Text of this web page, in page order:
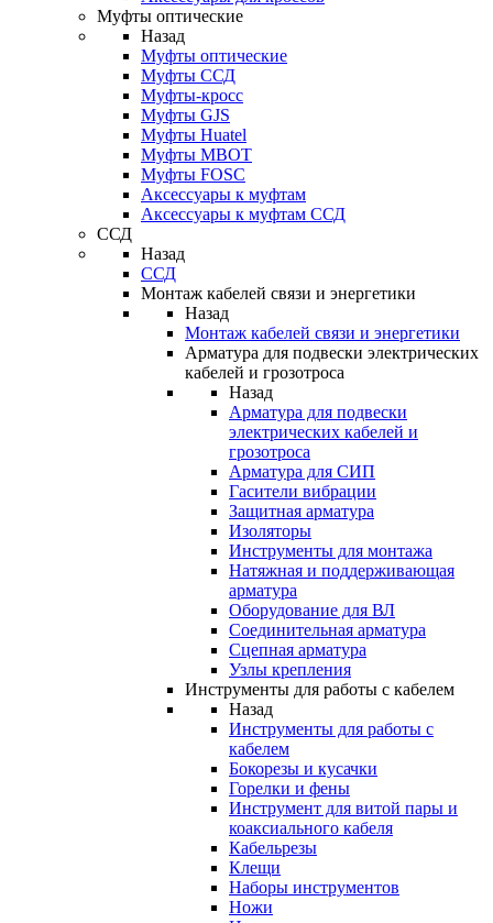
Муфты оптические
Назад
Муфты оптические
Муфты ССД
Муфты-кросс
Муфты GJS
Муфты Huatel
Муфты МВОТ
Муфты FOSC
Аксессуары к муфтам
Аксессуары к муфтам ССД
ССД
Назад
ССД
Монтаж кабелей связи и энергетики
Назад
Монтаж кабелей связи и энергетики
Арматура для подвески электрических
кабелей и грозотроса
Назад
Арматура для подвески
электрических кабелей и
грозотроса
Арматура для СИП
Гасители вибрации
Защитная арматура
Изоляторы
Инструменты для монтажа
Натяжная и поддерживающая
арматура
Оборудование для ВЛ
Соединительная арматура
Сцепная арматура
Узлы крепления
Инструменты для работы с кабелем
Назад
Инструменты для работы с
кабелем
Бокорезы и кусачки
Горелки и фены
Инструмент для витой пары и
коаксиального кабеля
Кабельрезы
Клещи
Наборы инструментов
Ножи